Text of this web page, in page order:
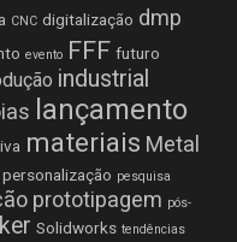
CNC digitalização dmp
evento FFF futuro
industrial
lançamento
materiais Metal
personalização pesquisa
prototipagem pós-
Solidworks tendências